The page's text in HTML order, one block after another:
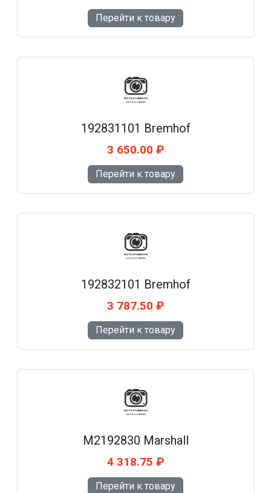
Перейти к товару
192831101 Bremhof
3 650.00 ₽
Перейти к товару
192832101 Bremhof
3 787.50 ₽
Перейти к товару
M2192830 Marshall
4 318.75 ₽
Перейти к товару